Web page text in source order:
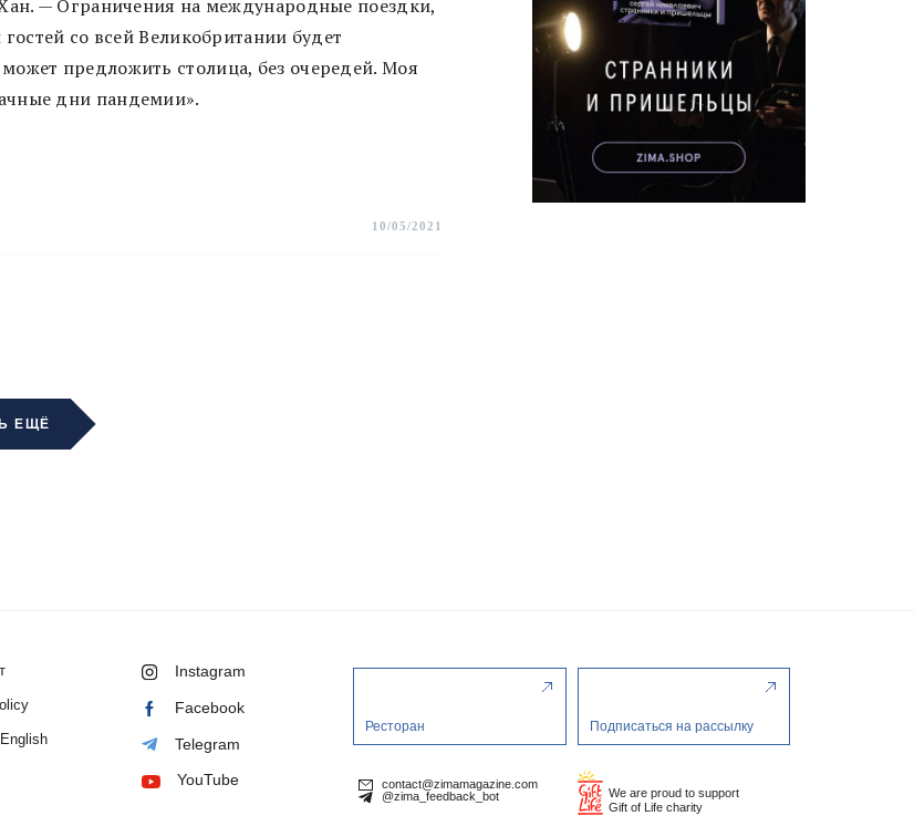
— Ограничения на международные поездки,
со всей Великобритании будет
предложить столица, без очередей. Моя
дни пандемии».
10/05/2021
ЕЩЁ
Instagram
Facebook
Telegram
YouTube
Ресторан Подписаться на рассылку
contact@zimamagazine.com
@zima_feedback_bot
We are proud to support
Gift of Life charity